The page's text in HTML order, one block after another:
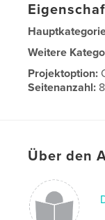
Weitere
Projektoption:
Seitenanzahl:
Über den